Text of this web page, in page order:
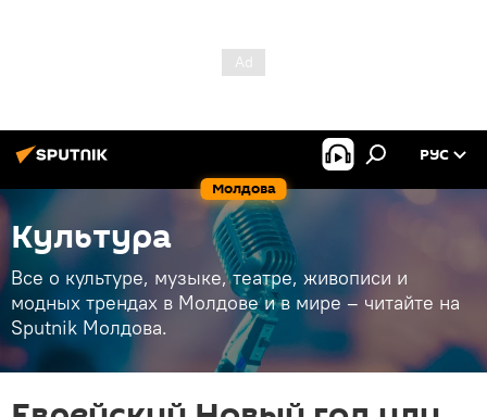
Молдова
РУС
Культура
Все о культуре, музыке, театре, живописи и
модных трендах в Молдове и в мире – читайте на
Sputnik Молдова.